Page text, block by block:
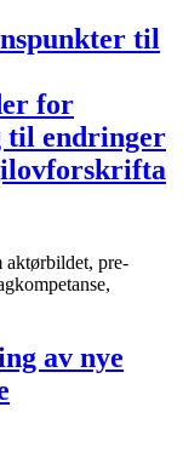
til
for
til endringer
aktørbildet, pre-
av nye